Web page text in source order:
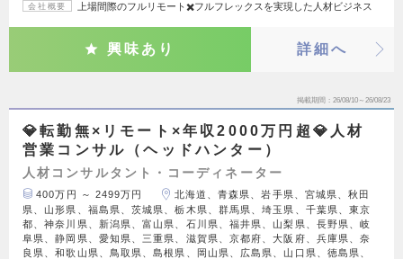
会社概要 上場間際のフルリモート✖️フルフレックスを実現した人材ビジネス
興味あり 詳細へ
掲載期間 26/08/10～26/08/23
💎転勤無×リモート×年収2000万円超💎人材
営業コンサル（ヘッドハンター）
人材コンサルタント・コーディネーター
400万円 ～ 2499万円
北海道、青森県、岩手県、宮城県、秋田
県、山形県、福島県、茨城県、栃木県、群馬県、埼玉県、千葉県、東京
都、神奈川県、新潟県、富山県、石川県、福井県、山梨県、長野県、岐
阜県、静岡県、愛知県、三重県、滋賀県、京都府、大阪府、兵庫県、奈
良県、和歌山県、鳥取県、島根県、岡山県、広島県、山口県、徳島県、